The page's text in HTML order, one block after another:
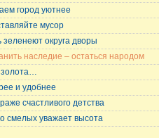
город уютнее
мусор
зеленеют округа дворы
наследие – остаться народом
и удобнее
счастливого детства
смелых уважает высота